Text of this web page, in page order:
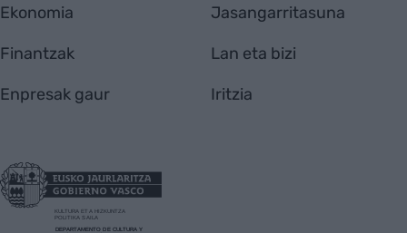
Ekonomia
Finantzak
Enpresak gaur
Jasangarritasuna
Lan eta bizi
Iritzia